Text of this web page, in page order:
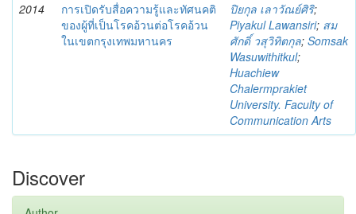
2014
การเปิดรับสื่อความรู้และทัศนคติ
ของผู้ที่เป็นโรคอ้วนต่อโรคอ้วน
ในเขตกรุงเทพมหานคร
ปิยกุล เลาวัณย์ศิริ;
Piyakul Lawansiri; สม
ศักดิ์ วสุวิทิตกุล; Somsak
Wasuwithitkul;
Huachiew
Chalermprakiet
University. Faculty of
Communication Arts
Discover